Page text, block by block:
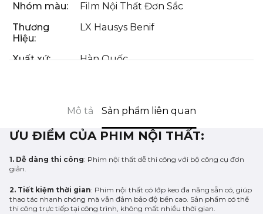
Nhóm màu:
Film Nội Thất Đơn Sắc
Thương
Hiệu:
LX Hausys Benif
Xuất xứ: Hàn Quốc
Mô tả Sản phẩm liên quan
ƯU ĐIỂM CỦA PHIM NỘI THẤT:
1. Dễ dàng thi công: Phim nội thất dễ thi công với bộ công cụ đơn
giản.
2. Tiết kiệm thời gian: Phim nội thất có lớp keo đa năng sẵn có, giúp
thao tác nhanh chóng mà vẫn đảm bảo độ bền cao. Sản phẩm có thể
thi công trực tiếp tại công trình, không mất nhiều thời gian.